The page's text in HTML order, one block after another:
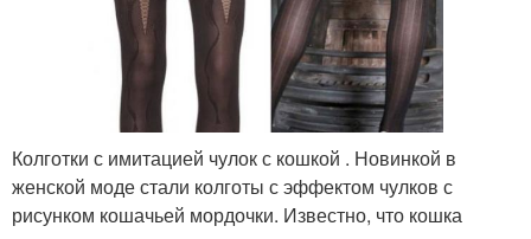
Колготки с имитацией чулок с кошкой . Новинкой в
женской моде стали колготы с эффектом чулков с
рисунком кошачьей мордочки. Известно, что кошка